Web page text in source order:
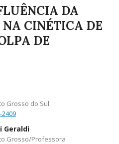
DA
CINÉTICA DE
DE
Grosso do Sul
2409
Geraldi
Grosso/Professora